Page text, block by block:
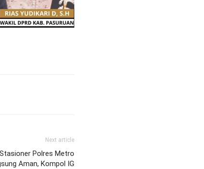
Next article
Polres Metro
Aman, Kompol IG